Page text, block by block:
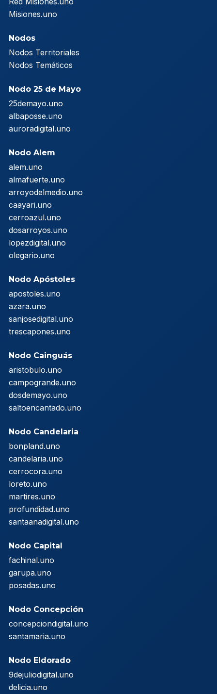
Misiones.uno
Nodos
Nodos Territoriales
Nodos Temáticos
Nodo 25 de Mayo
25demayo.uno
albaposse.uno
auroradigital.uno
Nodo Alem
alem.uno
almafuerte.uno
arroyodelmedio.uno
caayari.uno
cerroazul.uno
dosarroyos.uno
lopezdigital.uno
olegario.uno
Nodo Apóstoles
apostoles.uno
azara.uno
sanjosedigital.uno
trescapones.uno
Nodo Cainguás
aristobulo.uno
campogrande.uno
dosdemayo.uno
saltoencantado.uno
Nodo Candelaria
bonpland.uno
candelaria.uno
cerrocora.uno
loreto.uno
martires.uno
profundidad.uno
santaanadigital.uno
Nodo Capital
fachinal.uno
garupa.uno
posadas.uno
Nodo Concepción
concepciondigital.uno
santamaria.uno
Nodo Eldorado
9dejuliodigital.uno
delicia.uno